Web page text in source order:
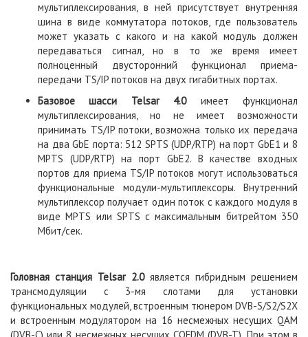
мультиплексирования, в ней присутствует внутренняя
шина в виде коммутатора потоков, где пользователь
может указать с какого и на какой модуль должен
передаваться сигнал, но в то же время имеет
полноценный двусторонний функционал приема-
передачи TS/IP потоков на двух гигабитных портах.
Базовое шасси Telsar 4.0имеет функционал
мультиплексирования, но не имеет возможности
принимать TS/IP потоки, возможна только их передача
на два GbE порта: 512 SPTS (UDP/RTP) на порт GbE1 и 8
MPTS (UDP/RTP) на порт GbE2. В качестве входных
портов для приема TS/IP потоков могут использоваться
функциональные модули-мультиплексоры. Внутренний
мультиплексор получает один поток с каждого модуля в
виде MPTS или SPTS с максимальным битрейтом 350
Мбит/сек.
Головная станция Telsar 2.0является гибридным решением
трансмодуляции с 3-мя слотами для установки
функциональных модулей, встроенным тюнером DVB-S/S2/S2X
и встроенным модулятором на 16 несмежных несущих QAM